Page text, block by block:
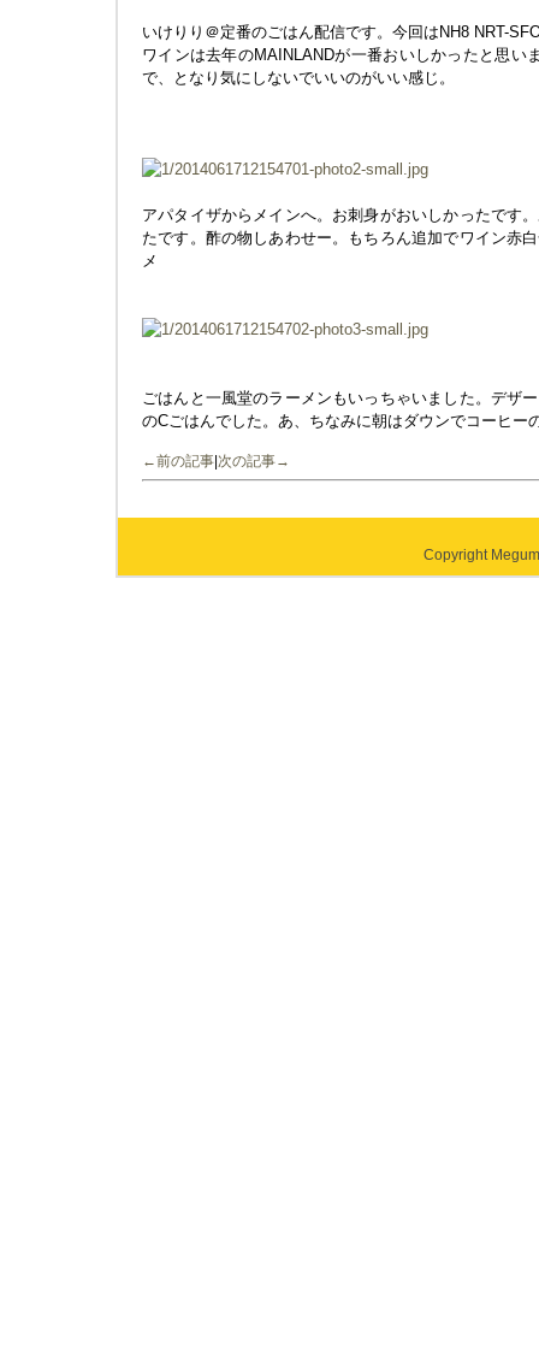
いけりり＠定番のごはん配信です。今回はNH8 NRT-
ワインは去年のMAINLANDが一番おいしかったと思い
で、となり気にしないでいいのがいい感じ。
アパタイザからメインへ。お刺身がおいしかったです
たです。酢の物しあわせー。もちろん追加でワイン赤
メ
ごはんと一風堂のラーメンもいっちゃいました。デザ
のCごはんでした。あ、ちなみに朝はダウンでコーヒー
←前の記事 次の記事→
Copyright